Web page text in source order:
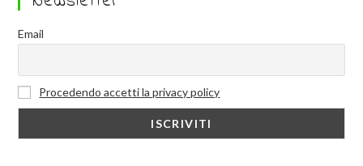
Email
Procedendo accetti la privacy policy